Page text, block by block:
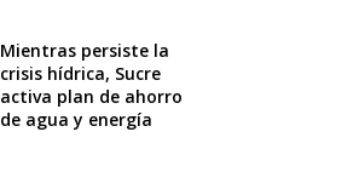
Mientras persiste la
crisis hídrica, Sucre
activa plan de ahorro
de agua y energía